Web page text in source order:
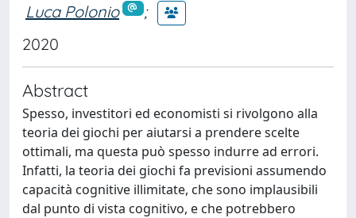
Luca Polonio
;
2020
Abstract
Spesso, investitori ed economisti si rivolgono alla
teoria dei giochi per aiutarsi a prendere scelte
ottimali, ma questa può spesso indurre ad errori.
Infatti, la teoria dei giochi fa previsioni assumendo
capacità cognitive illimitate, che sono implausibili
dal punto di vista cognitivo, e che potrebbero